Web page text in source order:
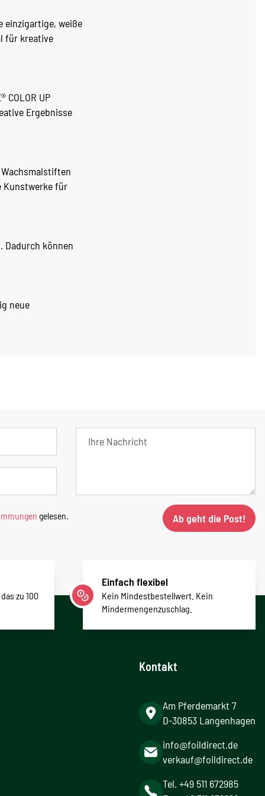
einzigartige, weiße
für kreative
UP
Ergebnisse
Kunstwerke für
Dadurch können
neue
gelesen. Ab geht die Post!
zu 100
Einfach flexibel
Kein Mindestbestellwert. Kein
Mindermengenzuschlag.
Kontakt
Am Pferdemarkt 7
D-30853 Langenhagen
info@foildirect.de
verkauf@foildirect.de
Tel. +49 511 672985